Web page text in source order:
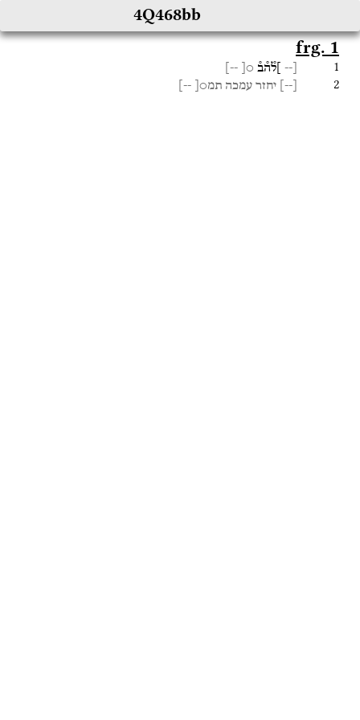
4Q468bb
frg. 1
1
[-- ]ל֯ה֯ב֯ ○[
--]
2
-- יחזר עמכה תמ○[ --]